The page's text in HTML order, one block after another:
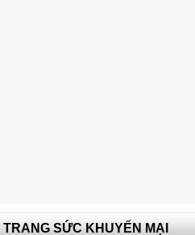
TRANG SỨC KHUYẾN MẠI